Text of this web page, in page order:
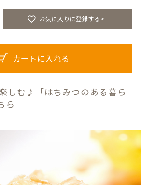
お気に入りに登録する>
カートに入れる
しむ♪「はちみつのある暮ら
ら